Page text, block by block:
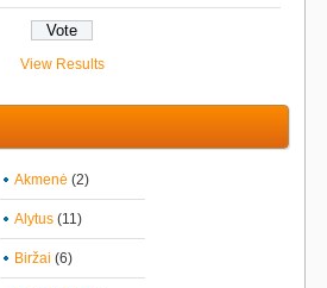
View Results
Akmenė (2)
Alytus (11)
Biržai (6)